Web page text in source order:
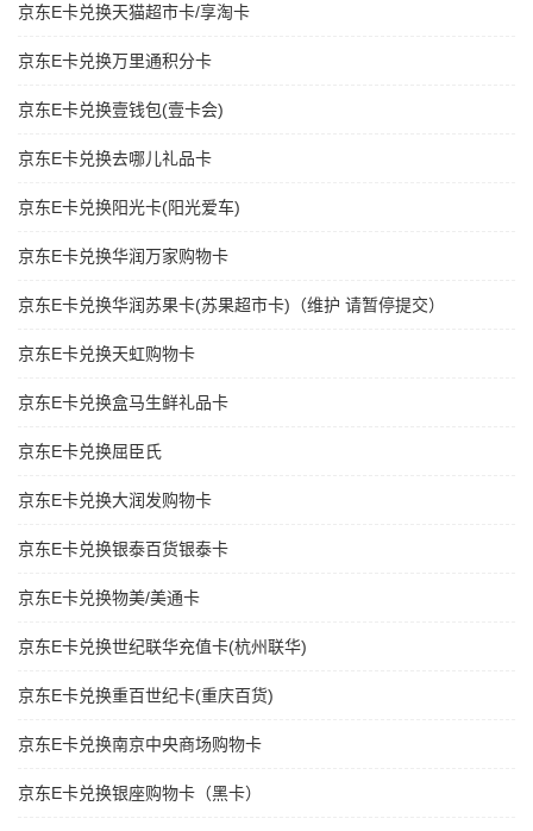
京东E卡兑换天猫超市卡/享淘卡
京东E卡兑换万里通积分卡
京东E卡兑换壹钱包(壹卡会)
京东E卡兑换去哪儿礼品卡
京东E卡兑换阳光卡(阳光爱车)
京东E卡兑换华润万家购物卡
京东E卡兑换华润苏果卡(苏果超市卡)（维护 请暂停提交）
京东E卡兑换天虹购物卡
京东E卡兑换盒马生鲜礼品卡
京东E卡兑换屈臣氏
京东E卡兑换大润发购物卡
京东E卡兑换银泰百货银泰卡
京东E卡兑换物美/美通卡
京东E卡兑换世纪联华充值卡(杭州联华)
京东E卡兑换重百世纪卡(重庆百货)
京东E卡兑换南京中央商场购物卡
京东E卡兑换银座购物卡（黑卡）